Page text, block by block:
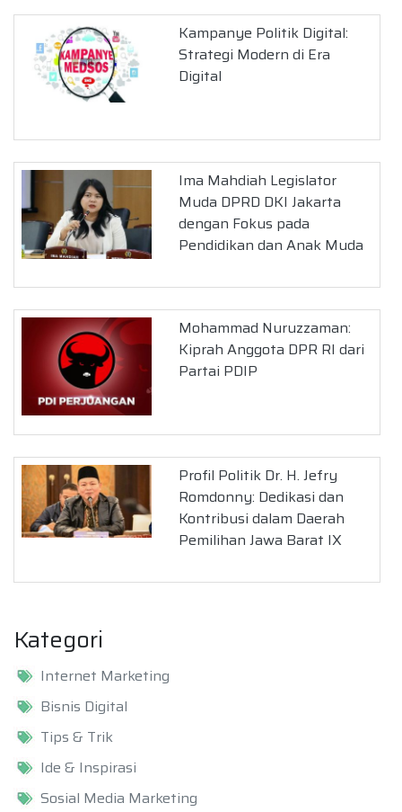
Kampanye Politik Digital:
Strategi Modern di Era
Digital
Ima Mahdiah Legislator
Muda DPRD DKI Jakarta
dengan Fokus pada
Pendidikan dan Anak Muda
Mohammad Nuruzzaman:
Kiprah Anggota DPR RI dari
Partai PDIP
Profil Politik Dr. H. Jefry
Romdonny: Dedikasi dan
Kontribusi dalam Daerah
Pemilihan Jawa Barat IX
Kategori
Internet Marketing
Bisnis Digital
Tips & Trik
Ide & Inspirasi
Sosial Media Marketing